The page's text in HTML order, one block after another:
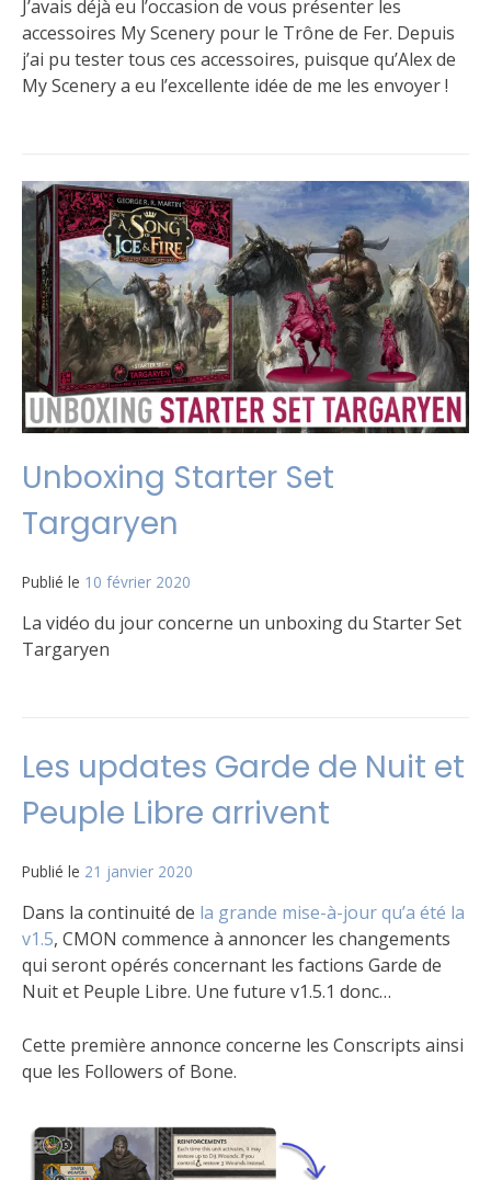
J’avais déjà eu l’occasion de vous présenter les
accessoires My Scenery pour le Trône de Fer. Depuis
j’ai pu tester tous ces accessoires, puisque qu’Alex de
My Scenery a eu l’excellente idée de me les envoyer !
Le
jeu
test,
Vidéo
commentaire
sur
Accessoires
My
Scenery
(vidéo)
Unboxing Starter Set
Targaryen
Publié le 10 février 2020
La vidéo du jour concerne un unboxing du Starter Set
Targaryen
jeu
Unboxing
Set
Targaryen
Les updates Garde de Nuit et
Peuple Libre arrivent
Publié le 21 janvier 2020
Dans la continuité de la grande mise-à-jour qu’a été la
v1.5, CMON commence à annoncer les changements
qui seront opérés concernant les factions Garde de
Nuit et Peuple Libre. Une future v1.5.1 donc…
Cette première annonce concerne les Conscripts ainsi
que les Followers of Bone.